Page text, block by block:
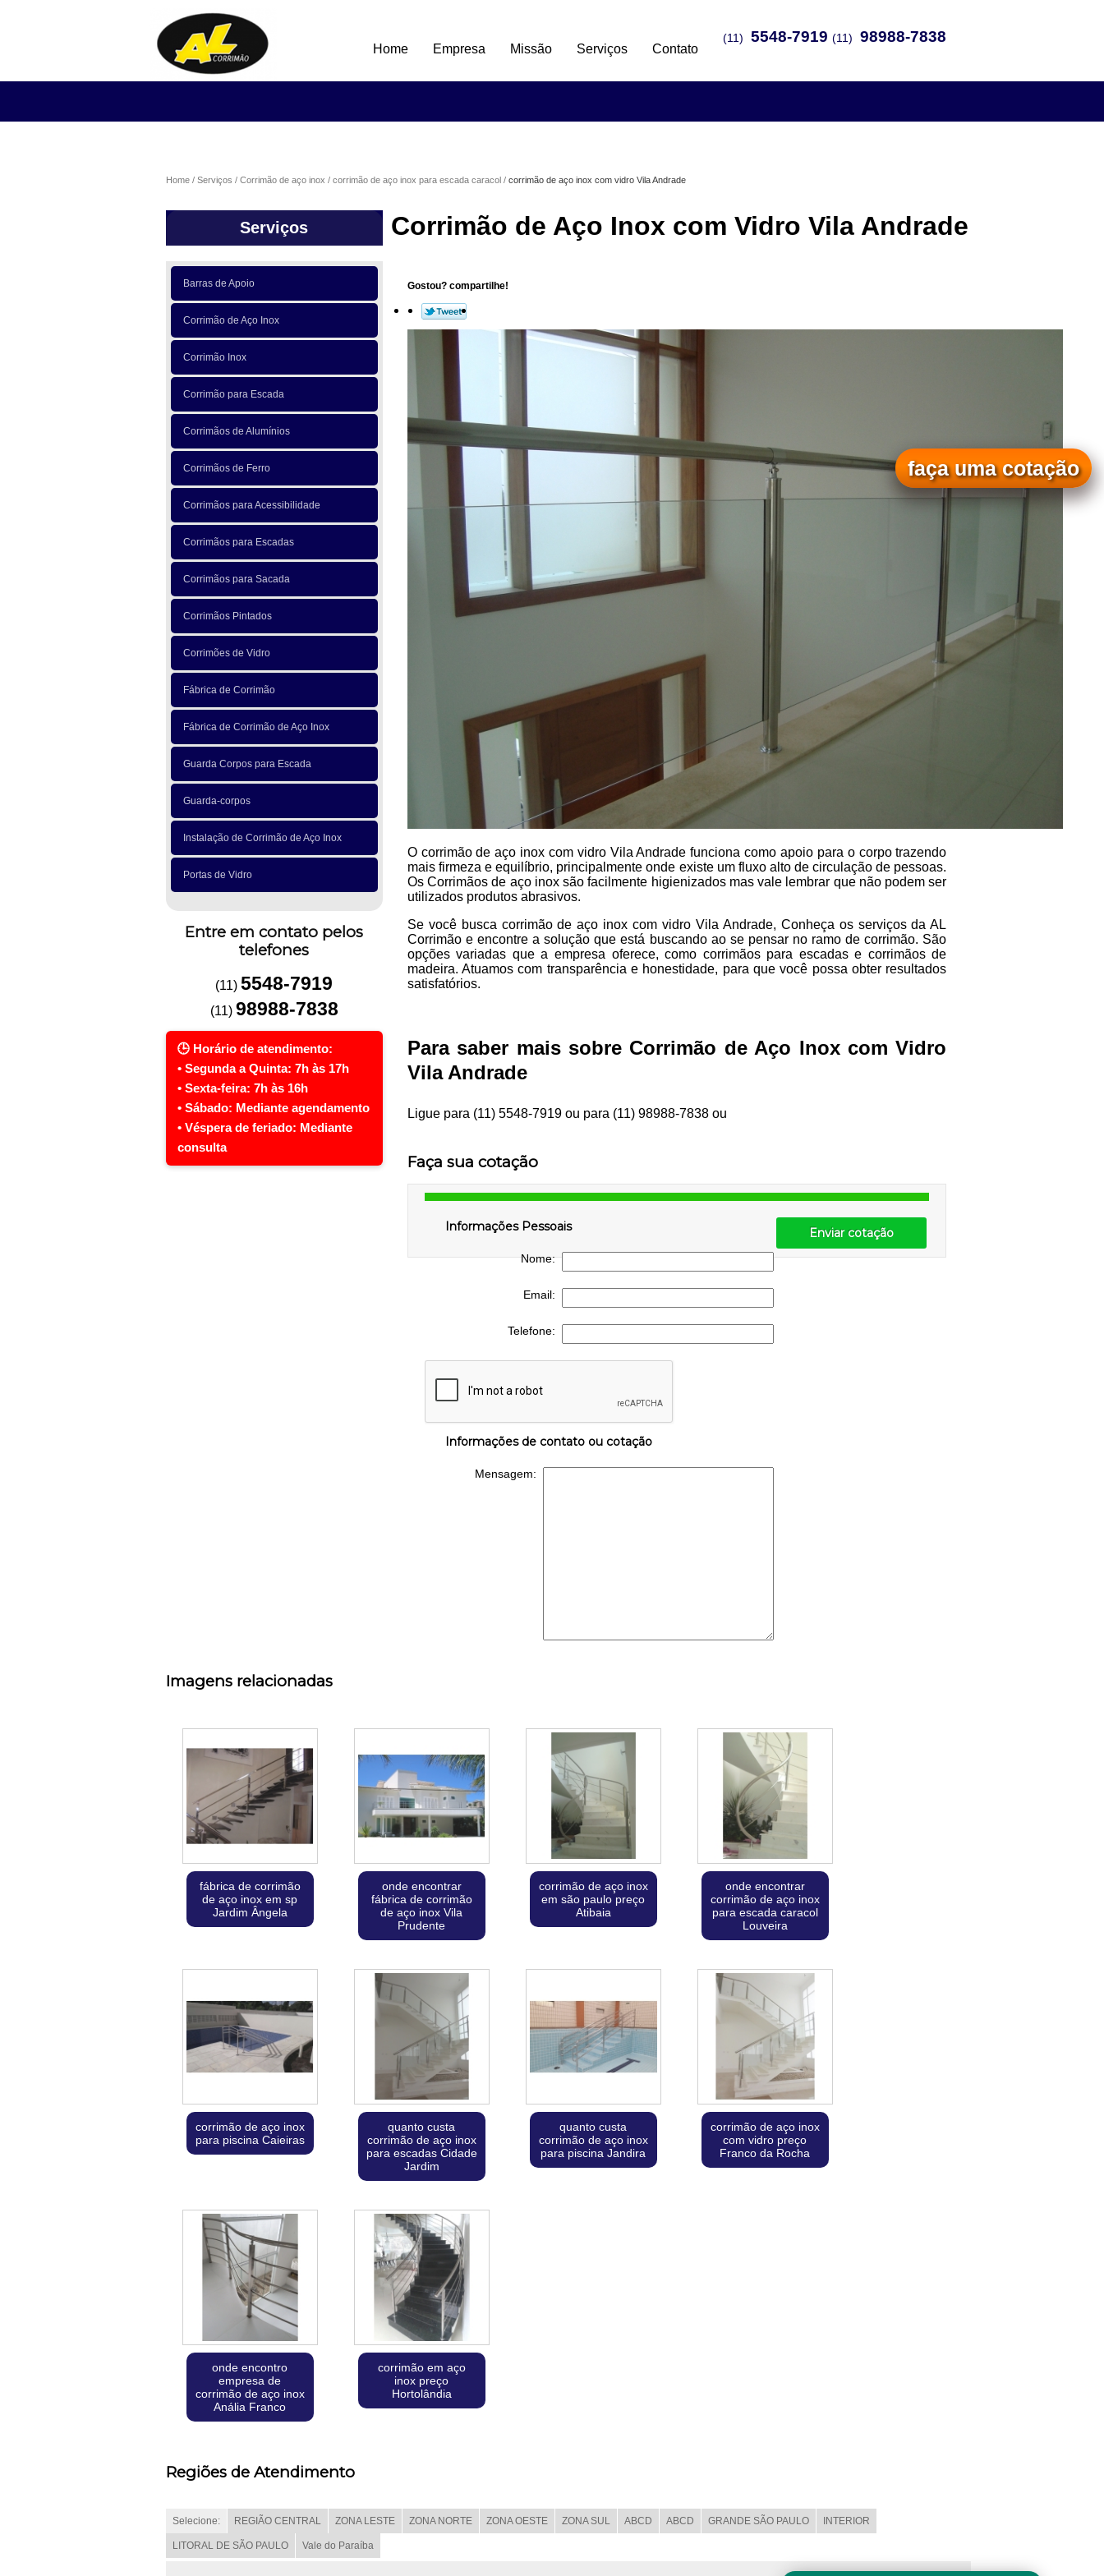
(11) 5548-7919 (11) 98988-7838
Home Empresa Missão Serviços Contato
Home Serviços Corrimão de aço inox corrimão de aço inox para escada caracol corrimão de aço inox com vidro Vila Andrade
Serviços
Barras de Apoio
Corrimão de Aço Inox
Corrimão Inox
Corrimão para Escada
Corrimãos de Alumínios
Corrimãos de Ferro
Corrimãos para Acessibilidade
Corrimãos para Escadas
Corrimãos para Sacada
Corrimãos Pintados
Corrimões de Vidro
Fábrica de Corrimão
Fábrica de Corrimão de Aço Inox
Guarda Corpos para Escada
Guarda-corpos
Instalação de Corrimão de Aço Inox
Portas de Vidro
Entre em contato pelos
telefones
(11)5548-7919
(11) 98988-7838
Corrimão de Aço Inox com Vidro Vila Andrade
Gostou? compartilhe!
O corrimão de aço inox com vidro Vila Andrade funciona como apoio para o corpo trazendo
mais firmeza e equilíbrio, principalmente onde existe um fluxo alto de circulação de pessoas.
Os Corrimãos de aço inox são facilmente higienizados mas vale lembrar que não podem ser
utilizados produtos abrasivos.
Se você busca corrimão de aço inox com vidro Vila Andrade, Conheça os serviços da AL
Corrimão e encontre a solução que está buscando ao se pensar no ramo de corrimão. São
opções variadas que a empresa oferece, como corrimãos para escadas e corrimãos de
madeira. Atuamos com transparência e honestidade, para que você possa obter resultados
satisfatórios.
Para saber mais sobre Corrimão de Aço Inox com Vidro
Vila Andrade
Ligue para (11) 5548-7919ou para (11) 98988-7838ou
faça uma cotação
Faça sua cotação
Informações Pessoais
Nome:
Email:
Telefone:
Informações de contato ou cotação
Mensagem:
Enviar cotação
Imagens relacionadas
fábrica de corrimão
de aço inox em sp
Jardim Ângela
onde encontrar
fábrica de corrimão
de aço inox Vila
Prudente
corrimão de aço inox
em são paulo preço
Atibaia
onde encontrar
corrimão de aço inox
para escada caracol
Louveira
corrimão de aço inox
para piscina Caieiras
quanto custa
corrimão de aço inox
para escadas Cidade
Jardim
quanto custa
corrimão de aço inox
para piscina Jandira
corrimão de aço inox
com vidro preço
Franco da Rocha
onde encontro
empresa de
corrimão de aço inox
Anália Franco
corrimão em aço
inox preço
Hortolândia
Regiões de Atendimento
Selecione: REGIÃO CENTRAL ZONA LESTE ZONA NORTE ZONA OESTE ZONA SUL ABCD ABCD GRANDE SÃO PAULO INTERIOR
LITORAL DE SÃO PAULO Vale do Paraíba